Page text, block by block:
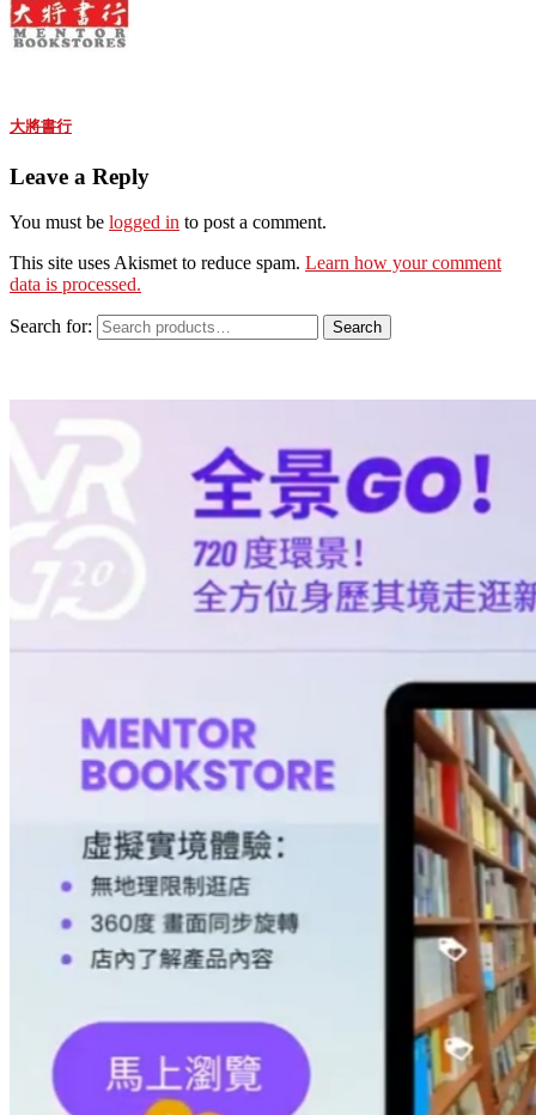
大將書行
Leave a Reply
You must be logged in to post a comment.
This site uses Akismet to reduce spam. Learn how your comment
data is processed.
Search for: Search